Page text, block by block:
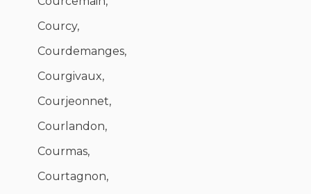
Courcy,
Courdemanges,
Courgivaux,
Courjeonnet,
Courlandon,
Courmas,
Courtagnon,